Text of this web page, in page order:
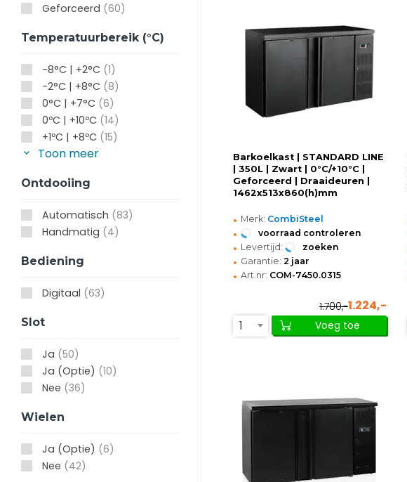
Geforceerd (60)
Temperatuurbereik (°C)
-8°C | +2°C (1)
-2°C | +8°C (8)
0°C | +7°C (6)
0ºC | +10ºC (14)
+1ºC | +8ºC (15)
Toon meer
Ontdooiing
Automatisch (83)
Handmatig (4)
Bediening
Digitaal (63)
Slot
Ja (50)
Ja (Optie) (10)
Nee (36)
Wielen
Ja (Optie) (6)
Nee (42)
Barkoelkast | STANDARD LINE
| 350L | Zwart | 0°C/+10°C |
Geforceerd | Draaideuren |
1462x513x860(h)mm
• Merk: CombiSteel
• voorraad controleren
• Levertijd: zoeken
• Garantie: 2 jaar
• Art.nr: COM-7450.0315
1.700,-1.224,-
1
Voeg toe